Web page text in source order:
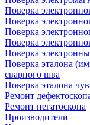
Поверка
Поверка
Поверка
Поверка
Поверка
Поверка эталона
сварного шва
Поверка эталона
Ремонт
Ремонт негатоскопа
Производители